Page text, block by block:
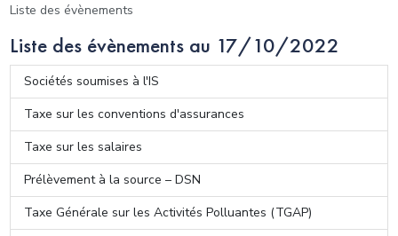
Liste des évènements
Liste des évènements au 17/10/2022
Sociétés soumises à l'IS
Taxe sur les conventions d'assurances
Taxe sur les salaires
Prélèvement à la source – DSN
Taxe Générale sur les Activités Polluantes (TGAP)